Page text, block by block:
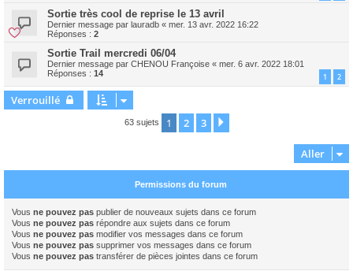
Sortie très cool de reprise le 13 avril
Dernier message par lauradb « mer. 13 avr. 2022 16:22
Réponses : 2
Sortie Trail mercredi 06/04
Dernier message par CHENOU Françoise « mer. 6 avr. 2022 18:01
Réponses : 14 1 2
Verrouillé
63 sujets 1 2 3
Aller
Permissions du forum
Vous ne pouvez pas publier de nouveaux sujets dans ce forum
Vous ne pouvez pas répondre aux sujets dans ce forum
Vous ne pouvez pas modifier vos messages dans ce forum
Vous ne pouvez pas supprimer vos messages dans ce forum
Vous ne pouvez pas transférer de pièces jointes dans ce forum